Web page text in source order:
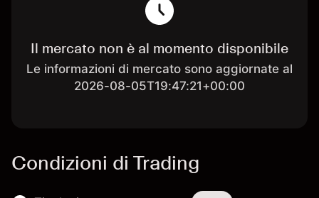
Il mercato non è al momento disponibile
Le informazioni di mercato sono aggiornate al
2026-08-05T19:47:21+00:00
Condizioni di Trading